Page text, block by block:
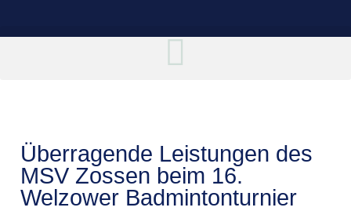
Überragende Leistungen des
MSV Zossen beim 16.
Welzower Badmintonturnier